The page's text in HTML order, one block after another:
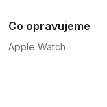
Co opravujeme
Apple Watch